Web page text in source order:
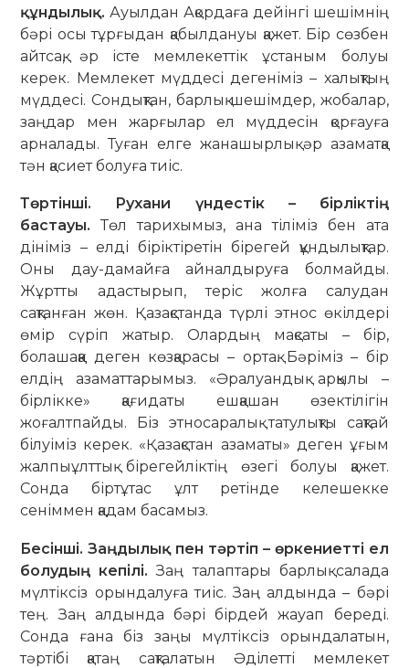
құндылық.Ауылдан Ақордаға дейінгі шешімнің
бәрі осы тұрғыдан қабылдануы қажет. Бір сөзбен
айтсақ, әр істе мемлекеттік ұстаным болуы
керек. Мемлекет мүддесі дегеніміз – халықтың
мүддесі. Сондықтан, барлық шешімдер, жобалар,
заңдар мен жарғылар ел мүддесін қорғауға
арналады. Туған елге жанашырлық әр азаматқа
тән қасиет болуға тиіс.
Төртінші. Рухани үндестік – бірліктің
бастауы.Төл тарихымыз, ана тіліміз бен ата
дініміз – елді біріктіретін бірегей құндылықтар.
Оны дау-дамайға айналдыруға болмайды.
Жұртты адастырып, теріс жолға салудан
сақтанған жөн. Қазақстанда түрлі этнос өкілдері
өмір сүріп жатыр. Олардың мақсаты – бір,
болашаққа деген көзқарасы – ортақ. Бәріміз – бір
елдің азаматтарымыз. «Әралуандық арқылы –
бірлікке» қағидаты ешқашан өзектілігін
жоғалтпайды. Біз этносаралық татулықты сақтай
білуіміз керек. «Қазақстан азаматы» деген ұғым
жалпыұлттық бірегейліктің өзегі болуы қажет.
Сонда біртұтас ұлт ретінде келешекке
сеніммен қадам басамыз.
Бесінші. Заңдылық пен тәртіп – өркениетті ел
болудың кепілі.Заң талаптары барлық салада
мүлтіксіз орындалуға тиіс. Заң алдында – бәрі
тең. Заң алдында бәрі бірдей жауап береді.
Сонда ғана біз заңы мүлтіксіз орындалатын,
тәртібі қатаң сақталатын Әділетті мемлекет